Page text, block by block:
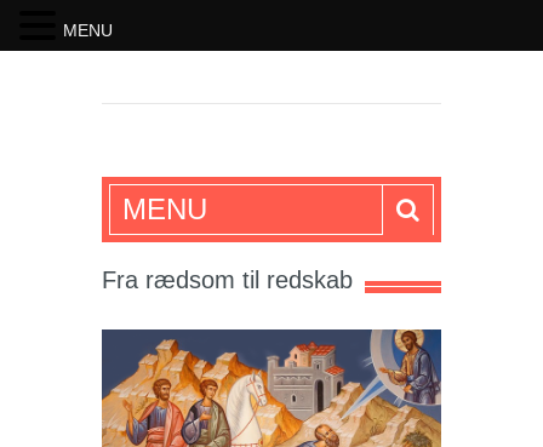
SKRIFTEN
MENU
Fra rædsom til redskab
MENU